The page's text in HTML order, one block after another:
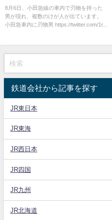
使い線路に逃走
8月6日、小田急線の車内で刃物を持った
男が現れ、複数のけが人が出ています。
小田急車内に刃物男 https://twitter.com/1r...
鉄道会社から記事を探す
JR東日本
JR東海
JR西日本
JR四国
JR九州
JR北海道